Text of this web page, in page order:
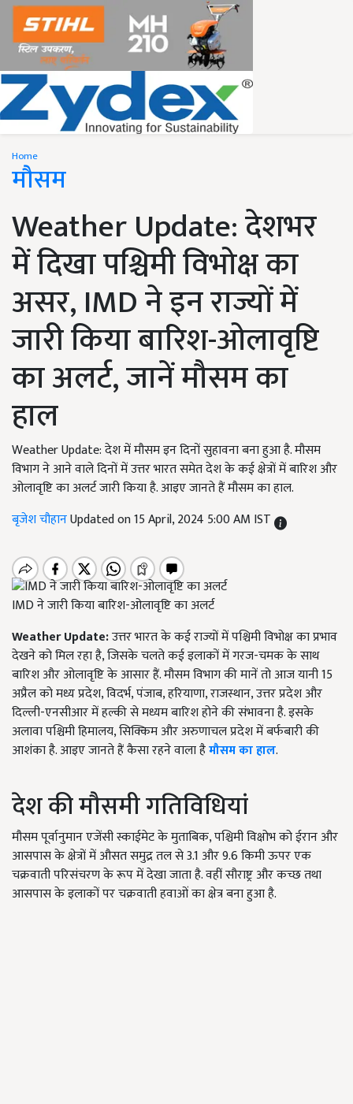
Home
मौसम
Weather Update: देशभर
में दिखा पश्चिमी विभोक्ष का
असर, IMD ने इन राज्यों में
जारी किया बारिश-ओलावृष्टि
का अलर्ट, जानें मौसम का
हाल
Weather Update: देश में मौसम इन दिनों सुहावना बना हुआ है. मौसम
विभाग ने आने वाले दिनों में उत्तर भारत समेत देश के कई क्षेत्रों में बारिश और
ओलावृष्टि का अलर्ट जारी किया है. आइए जानते हैं मौसम का हाल.
बृजेश चौहानUpdated on 15 April, 2024 5:00 AM IST
IMD ने जारी किया बारिश-ओलावृष्टि का अलर्ट
Weather Update:उत्तर भारत के कई राज्यों में पश्चिमी विभोक्ष का प्रभाव
देखने को मिल रहा है, जिसके चलते कई इलाकों में गरज-चमक के साथ
बारिश और ओलावृष्टि के आसार हैं. मौसम विभाग की मानें तो आज यानी 15
अप्रैल को मध्य प्रदेश, विदर्भ, पंजाब, हरियाणा, राजस्थान, उत्तर प्रदेश और
दिल्ली-एनसीआर में हल्की से मध्यम बारिश होने की संभावना है. इसके
अलावा पश्चिमी हिमालय, सिक्किम और अरुणाचल प्रदेश में बर्फबारी की
आशंका है. आइए जानते हैं कैसा रहने वाला हैमौसम का हाल.
देश की मौसमी गतिविधियां
मौसम पूर्वानुमान एजेंसी स्काईमेट के मुताबिक, पश्चिमी विक्षोभ को ईरान और
आसपास के क्षेत्रों में औसत समुद्र तल से 3.1 और 9.6 किमी ऊपर एक
चक्रवाती परिसंचरण के रूप में देखा जाता है. वहीं सौराष्ट्र और कच्छ तथा
आसपास के इलाकों पर चक्रवाती हवाओं का क्षेत्र बना हुआ है.